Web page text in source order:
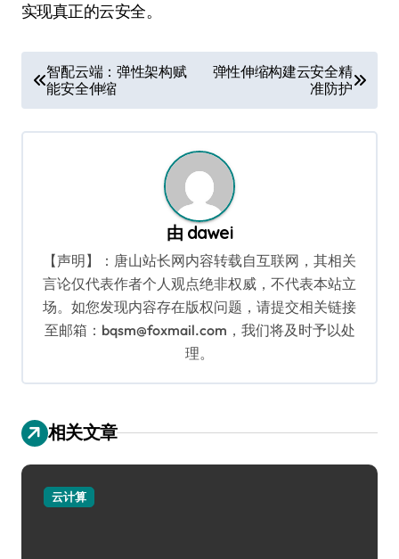
实现真正的云安全。
章
导
智配云端：弹性架构赋
能安全伸缩
弹性伸缩构建云安全精
准防护
由 dawei
【声明】：唐山站长网内容转载自互联网，其相关
言论仅代表作者个人观点绝非权威，不代表本站立
场。如您发现内容存在版权问题，请提交相关链接
至邮箱：bqsm@foxmail.com，我们将及时予以处
理。
相关文章
云计算